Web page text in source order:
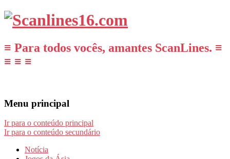
≡ Para todos vocês, amantes ScanLines. ≡
≡ ≡ ≡
Menu principal
Ir para o conteúdo principal
Ir para o conteúdo secundário
Notícia